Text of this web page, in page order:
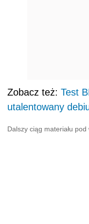
Zobacz też: Test
utalentowany
Dalszy ciąg materiału pod